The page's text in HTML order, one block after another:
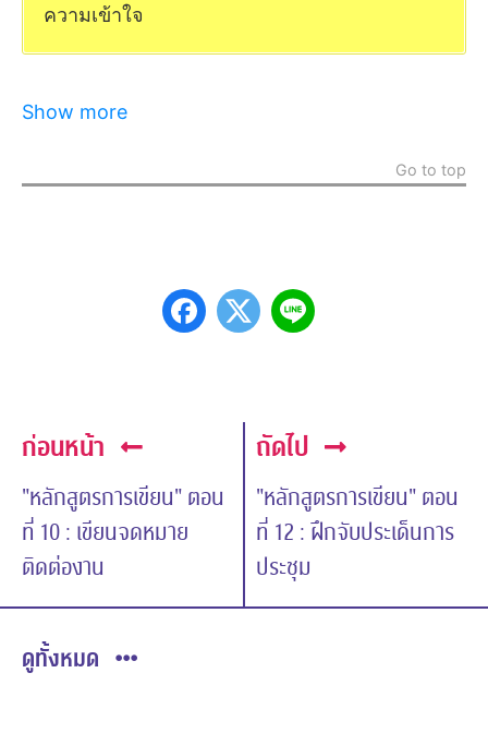
ความเข้าใจ
Show more
Go to top
ก่อนหน้า
"หลักสูตรการเขียน" ตอน
ที่ 10 : เขียนจดหมาย
ติดต่องาน
ถัดไป
"หลักสูตรการเขียน" ตอน
ที่ 12 : ฝึกจับประเด็นการ
ประชุม
ดูทั้งหมด